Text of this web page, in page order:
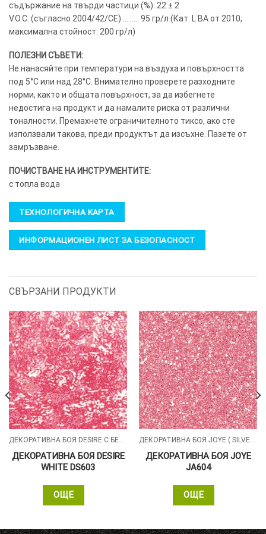
съдържание на твърди частици (%): 22 ± 2
V.O.C. (съгласно 2004/42/CE) ……… 95 гр/л (Кат. L BA от 2010,
максимална стойност: 200 гр/л)
ПОЛЕЗНИ СЪВЕТИ:
Не нанасяйте при температури на въздуха и повърхността
под 5°C или над 28°C. Внимателно проверете разходните
норми, както и общата повърхност, за да избегнете
недостига на продукт и да намалите риска от различни
тоналности. Премахнете ограничителното тиксо, ако сте
използвали такова, преди продуктът да изсъхне. Пазете от
замръзване.
ПОЧИСТВАНЕ НА ИНСТРУМЕНТИТЕ:
с топла вода
ТЕХНОЛОГИЧНА КАРТА
ИНФОРМАЦИОНЕН ЛИСТ ЗА БЕЗОПАСНОСТ
СВЪРЗАНИ ПРОДУКТИ
ДЕКОРАТИВНА БОЯ DESIRE С БЕЛИ СИЛИКОНОВИ ЧАСТИЦИ
ДЕКОРАТИВНА БОЯ DESIRE
WHITE DS603
ОЩЕ
ДЕКОРАТИВНА БОЯ JOYE ( SILVER , GOLD )
ДЕКОРАТИВНА БОЯ JOYE
JA604
ОЩЕ